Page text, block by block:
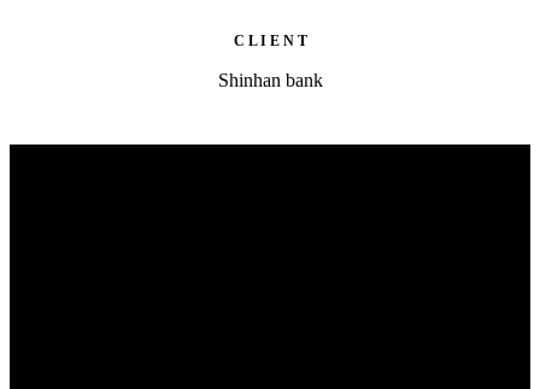
C L I E N T
Shinhan bank